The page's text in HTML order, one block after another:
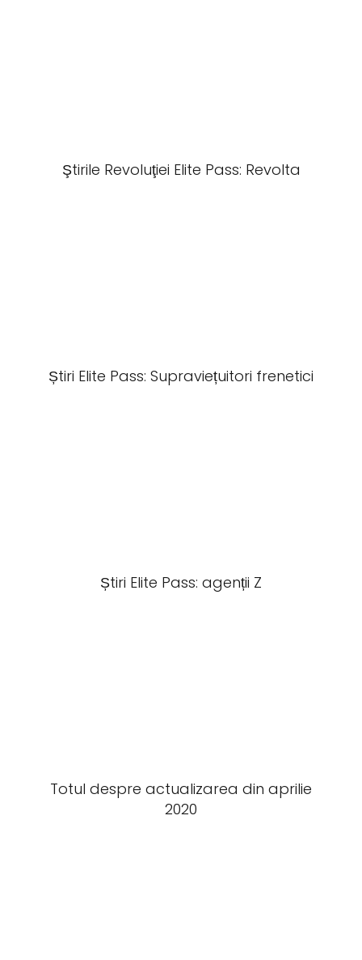
Ştirile Revoluţiei Elite Pass: Revolta
Știri Elite Pass: Supraviețuitori frenetici
Știri Elite Pass: agenții Z
Totul despre actualizarea din aprilie
2020